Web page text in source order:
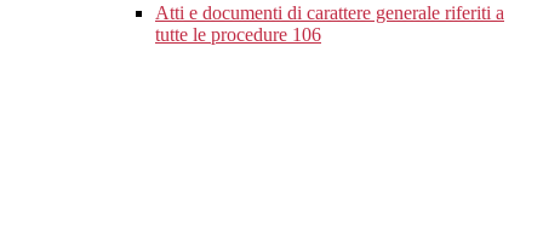
Atti e documenti di carattere generale riferiti a
tutte le procedure 106